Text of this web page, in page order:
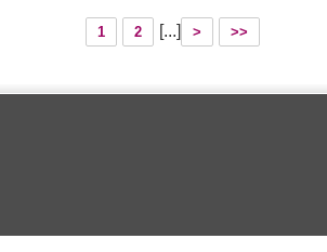
1 2 [...] > >>